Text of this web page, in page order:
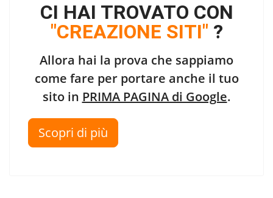
CI HAI TROVATO CON
"CREAZIONE SITI" ?
Allora hai la prova che sappiamo
come fare per portare anche il tuo
sito in PRIMA PAGINA di Google.
Scopri di più